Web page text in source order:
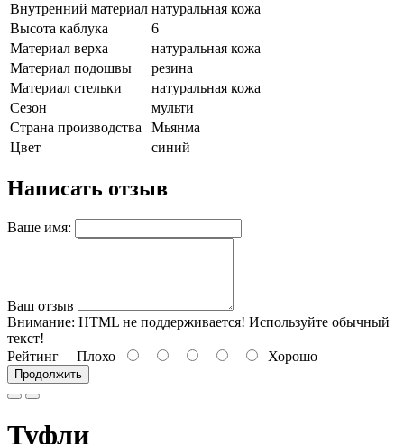
Внутренний материал натуральная кожа
Высота каблука
6
Материал верха
натуральная кожа
Материал подошвы
резина
Материал стельки
натуральная кожа
Сезон
мульти
Страна производства
Мьянма
Цвет
синий
Написать отзыв
Ваше имя:
Ваш отзыв
Внимание: HTML не поддерживается! Используйте обычный
текст!
Рейтинг Плохо Хорошо
Продолжить
Туфли